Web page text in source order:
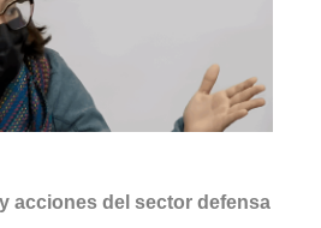
acciones del sector defensa